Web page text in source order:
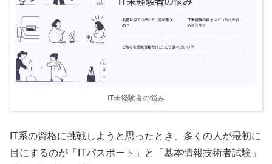
IT未経験者の悩み
IT系の資格に挑戦しようと思ったとき、多くの人が最初に
目にするのが「ITパスポート」と「基本情報技術者試験」